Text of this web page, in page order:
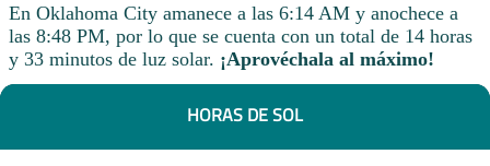
En Oklahoma City amanece a las 6:14 AM y anochece a
las 8:48 PM, por lo que se cuenta con un total de 14 horas
y 33 minutos de luz solar. ¡Aprovéchala al máximo!
HORAS DE SOL